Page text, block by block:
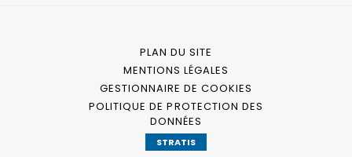
PLAN DU SITE
MENTIONS LÉGALES
GESTIONNAIRE DE COOKIES
POLITIQUE DE PROTECTION DES
DONNÉES
STRATIS